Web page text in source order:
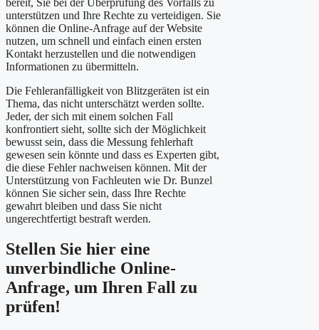
bereit, Sie bei der Überprüfung des Vorfalls zu
unterstützen und Ihre Rechte zu verteidigen. Sie
können die Online-Anfrage auf der Website
nutzen, um schnell und einfach einen ersten
Kontakt herzustellen und die notwendigen
Informationen zu übermitteln.
Die Fehleranfälligkeit von Blitzgeräten ist ein
Thema, das nicht unterschätzt werden sollte.
Jeder, der sich mit einem solchen Fall
konfrontiert sieht, sollte sich der Möglichkeit
bewusst sein, dass die Messung fehlerhaft
gewesen sein könnte und dass es Experten gibt,
die diese Fehler nachweisen können. Mit der
Unterstützung von Fachleuten wie Dr. Bunzel
können Sie sicher sein, dass Ihre Rechte
gewahrt bleiben und dass Sie nicht
ungerechtfertigt bestraft werden.
Stellen Sie hier eine
unverbindliche Online-
Anfrage, um Ihren Fall zu
prüfen!